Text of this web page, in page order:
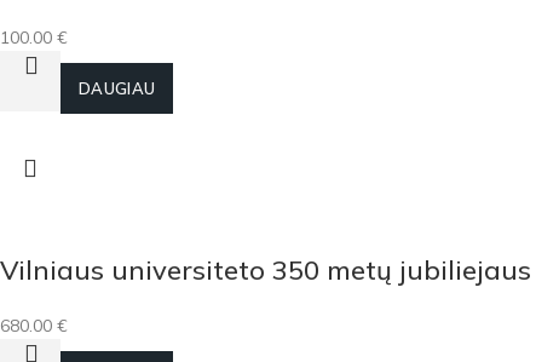
100.00 €
DAUGIAU
Vilniaus universiteto 350 metų
680.00 €